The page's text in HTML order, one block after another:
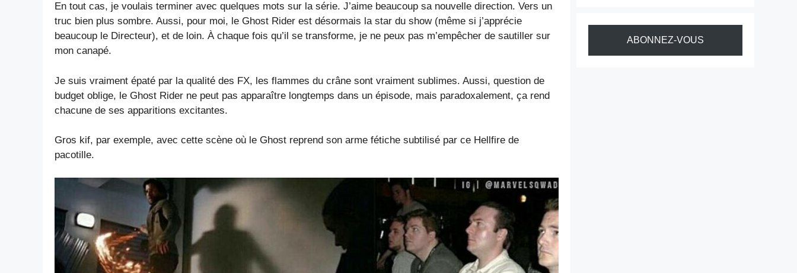
En tout cas, je voulais terminer avec quelques mots sur la série. J’aime beaucoup sa nouvelle direction. Vers un
truc bien plus sombre. Aussi, pour moi, le Ghost Rider est désormais la star du show (même si j’apprécie
beaucoup le Directeur), et de loin. À chaque fois qu’il se transforme, je ne peux pas m’empêcher de sautiller sur
mon canapé.
Je suis vraiment épaté par la qualité des FX, les flammes du crâne sont vraiment sublimes. Aussi, question de
budget oblige, le Ghost Rider ne peut pas apparaître longtemps dans un épisode, mais paradoxalement, ça rend
chacune de ses apparitions excitantes.
Gros kif, par exemple, avec cette scène où le Ghost reprend son arme fétiche subtilisé par ce Hellfire de
pacotille.
ABONNEZ-VOUS